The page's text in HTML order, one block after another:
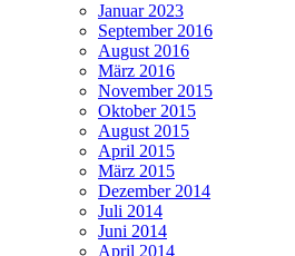
Januar 2023
September 2016
August 2016
März 2016
November 2015
Oktober 2015
August 2015
April 2015
März 2015
Dezember 2014
Juli 2014
Juni 2014
April 2014